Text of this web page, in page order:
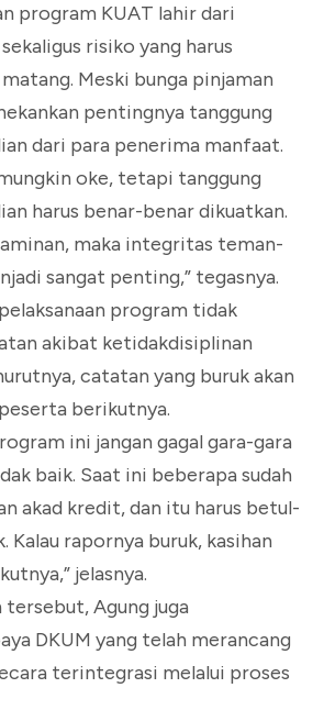
program KUAT lahir dari
risiko yang harus
Meski bunga pinjaman
pentingnya tanggung
dari para penerima manfaat.
oke, tetapi tanggung
harus benar-benar dikuatkan.
maka integritas teman-
sangat penting,” tegasnya.
program tidak
akibat ketidakdisiplinan
catatan yang buruk akan
berikutnya.
ini jangan gagal gara-gara
baik. Saat ini beberapa sudah
akad kredit, dan itu harus betul-
rapornya buruk, kasihan
jelasnya.
tersebut, Agung juga
DKUM yang telah merancang
terintegrasi melalui proses